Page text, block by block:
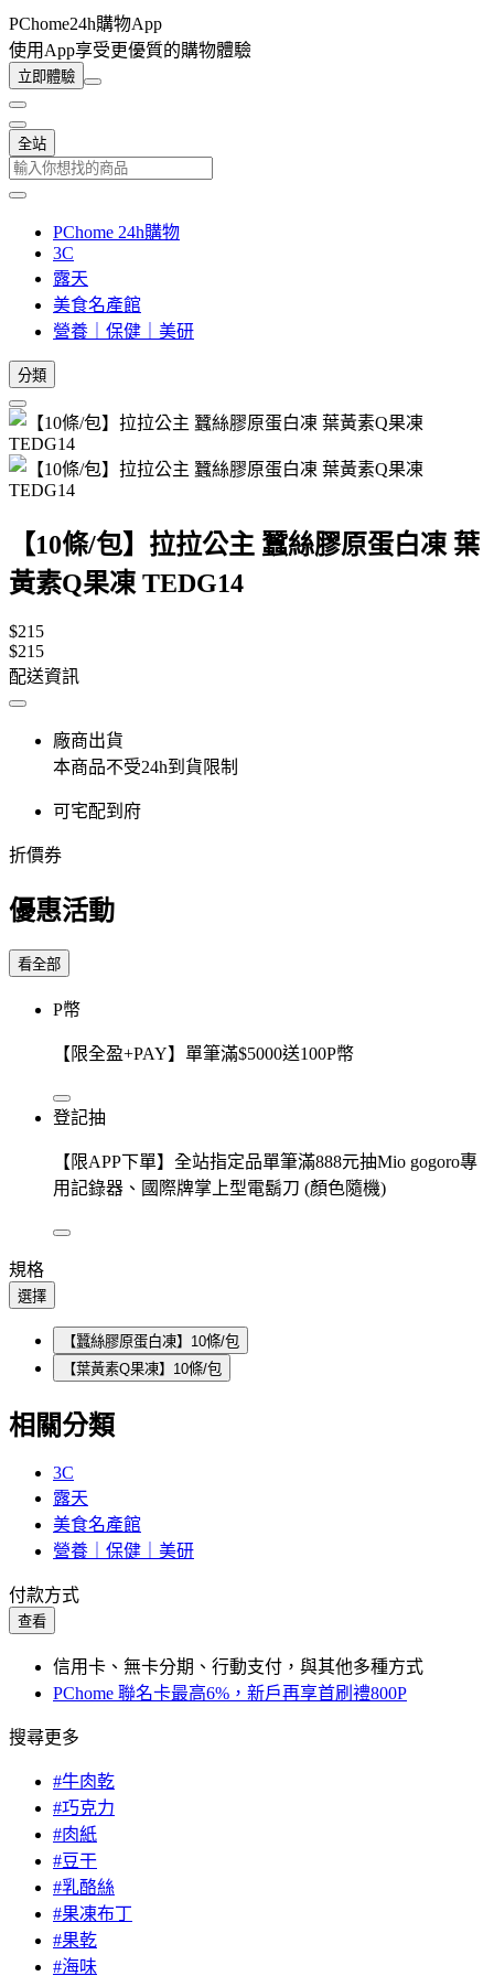
PChome24h購物App
使用App享受更優質的購物體驗
立即體驗
全站
PChome 24h購物
3C
露天
美食名產館
營養｜保健｜美研
分類
【10條/包】拉拉公主 蠶絲膠原蛋白凍 葉
黃素Q果凍 TEDG14
$215
$215
配送資訊
廠商出貨
本商品不受24h到貨限制
可宅配到府
折價券
優惠活動
看全部
P幣
【限全盈+PAY】單筆滿$5000送100P幣
登記抽
【限APP下單】全站指定品單筆滿888元抽Mio gogoro專
用記錄器、國際牌掌上型電鬍刀 (顏色隨機)
規格
選擇
【蠶絲膠原蛋白凍】10條/包
【葉黃素Q果凍】10條/包
相關分類
3C
露天
美食名產館
營養｜保健｜美研
付款方式
查看
信用卡、無卡分期、行動支付，與其他多種方式
PChome 聯名卡最高6%，新戶再享首刷禮800P
搜尋更多
#牛肉乾
#巧克力
#肉紙
#豆干
#乳酪絲
#果凍布丁
#果乾
#海味